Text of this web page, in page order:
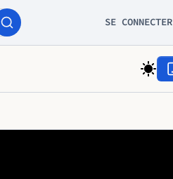
SE CONNECTER